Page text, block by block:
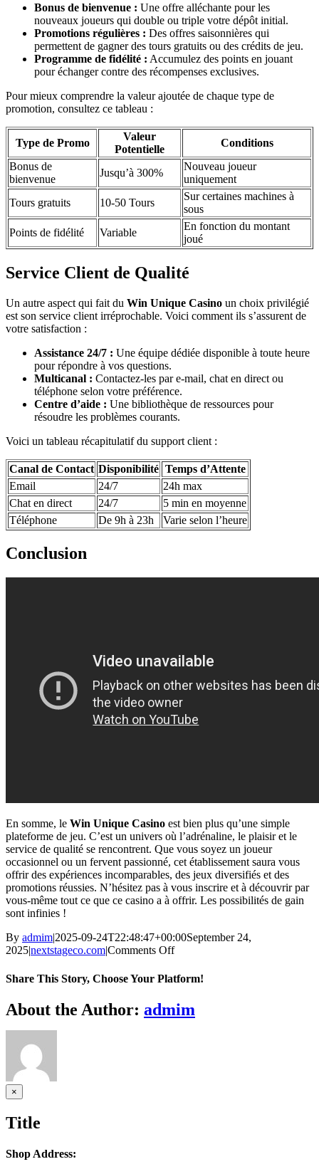
Bonus de bienvenue : Une offre alléchante pour les
nouveaux joueurs qui double ou triple votre dépôt initial.
Promotions régulières : Des offres saisonnières qui
permettent de gagner des tours gratuits ou des crédits de jeu.
Programme de fidélité : Accumulez des points en jouant
pour échanger contre des récompenses exclusives.
Pour mieux comprendre la valeur ajoutée de chaque type de
promotion, consultez ce tableau :
Type de Promo
Valeur
Potentielle
Conditions
Bonus de
bienvenue
Jusqu’à 300%
Nouveau joueur
uniquement
Tours gratuits
10-50 Tours
Sur certaines machines à
sous
Points de fidélité
Variable
En fonction du montant
joué
Service Client de Qualité
Un autre aspect qui fait du Win Unique Casino un choix privilégié
est son service client irréprochable. Voici comment ils s’assurent de
votre satisfaction :
Assistance 24/7 : Une équipe dédiée disponible à toute heure
pour répondre à vos questions.
Multicanal : Contactez-les par e-mail, chat en direct ou
téléphone selon votre préférence.
Centre d’aide : Une bibliothèque de ressources pour
résoudre les problèmes courants.
Voici un tableau récapitulatif du support client :
Canal de Contact Disponibilité Temps d’Attente
Email
24/7
24h max
Chat en direct
24/7
5 min en moyenne
Téléphone
De 9h à 23h Varie selon l’heure
Conclusion
En somme, le Win Unique Casino est bien plus qu’une simple
plateforme de jeu. C’est un univers où l’adrénaline, le plaisir et le
service de qualité se rencontrent. Que vous soyez un joueur
occasionnel ou un fervent passionné, cet établissement saura vous
offrir des expériences incomparables, des jeux diversifiés et des
promotions réussies. N’hésitez pas à vous inscrire et à découvrir par
vous-même tout ce que ce casino a à offrir. Les possibilités de gain
sont infinies !
By admim|2025-09-24T22:48:47+00:00September 24,
2025|nextstageco.com|Comments Offon
Votre
de
Jeu
Share This Story, Choose Your Platform!
Facebook
Twitter
Reddit
LinkedIn
WhatsApp
Telegram
Tumblr
Pinterest
Vk
Xing
Email
About the Author: admim
Close
product
view
×
Title
Shop Address: